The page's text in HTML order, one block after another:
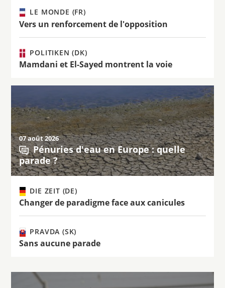
LE MONDE (FR)
Vers un renforcement de l'opposition
POLITIKEN (DK)
Mamdani et El-Sayed montrent la voie
07 août 2026
Pénuries d'eau en Europe : quelle
parade ?
DIE ZEIT (DE)
Changer de paradigme face aux canicules
PRAVDA (SK)
Sans aucune parade